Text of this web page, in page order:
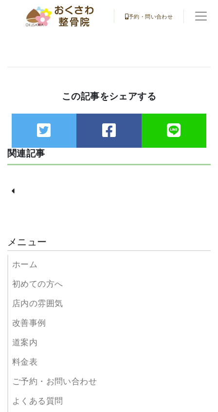
予約・問い合わせ
この記事をシェアする
関連記事
メニュー
ホーム
初めての方へ
店内の雰囲気
改善事例
道案内
料金表
ご予約・お問い合わせ
よくある質問